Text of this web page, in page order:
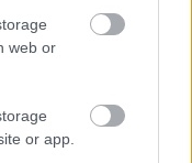
web or
or app.
αγαπημένους